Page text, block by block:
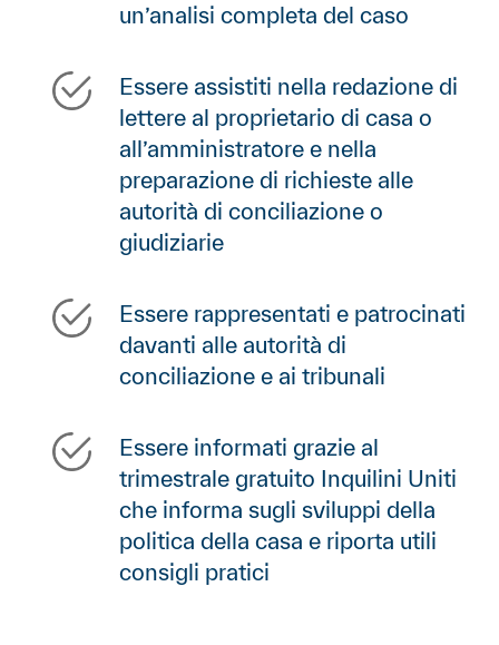
un’analisi completa del caso
Essere assistiti nella redazione di
lettere al proprietario di casa o
all’amministratore e nella
preparazione di richieste alle
autorità di conciliazione o
giudiziarie
Essere rappresentati e patrocinati
davanti alle autorità di
conciliazione e ai tribunali
Essere informati grazie al
trimestrale gratuito Inquilini Uniti
che informa sugli sviluppi della
politica della casa e riporta utili
consigli pratici